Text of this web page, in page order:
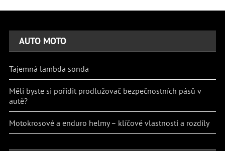
AUTO MOTO
Tajemná lambda sonda
Měli byste si pořídit prodlužovač bezpečnostních pásů v
autě?
Motokrosové a enduro helmy – klíčové vlastnosti a rozdíly